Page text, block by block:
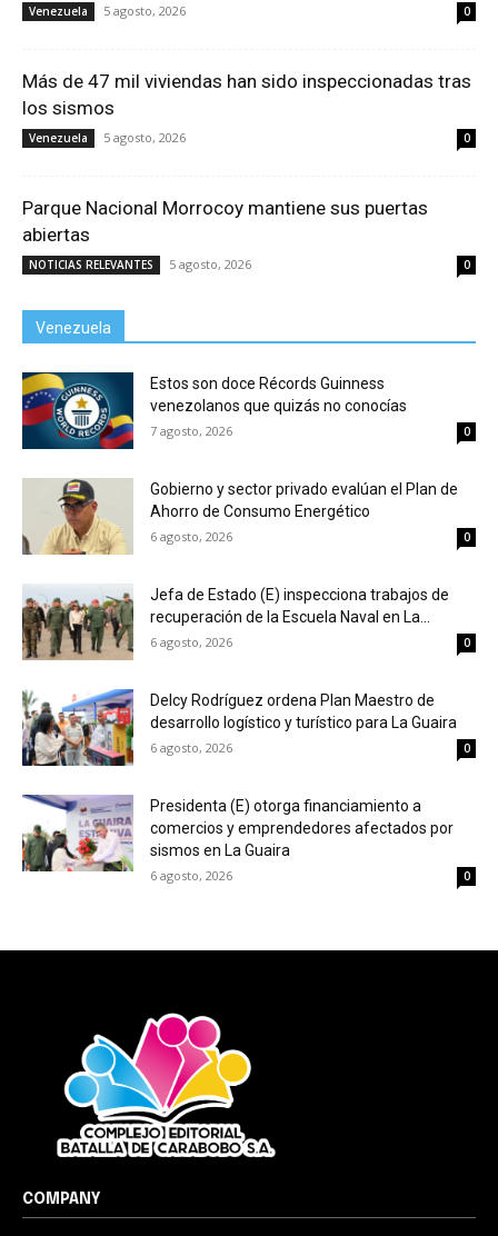
Venezuela 5 agosto, 2026 0
Más de 47 mil viviendas han sido inspeccionadas tras
los sismos
Venezuela 5 agosto, 2026 0
Parque Nacional Morrocoy mantiene sus puertas
abiertas
NOTICIAS RELEVANTES 5 agosto, 2026 0
Venezuela
Estos son doce Récords Guinness
venezolanos que quizás no conocías
7 agosto, 2026 0
Gobierno y sector privado evalúan el Plan de
Ahorro de Consumo Energético
6 agosto, 2026 0
Jefa de Estado (E) inspecciona trabajos de
recuperación de la Escuela Naval en La...
6 agosto, 2026 0
Delcy Rodríguez ordena Plan Maestro de
desarrollo logístico y turístico para La Guaira
6 agosto, 2026 0
Presidenta (E) otorga financiamiento a
comercios y emprendedores afectados por
sismos en La Guaira
6 agosto, 2026 0
COMPANY